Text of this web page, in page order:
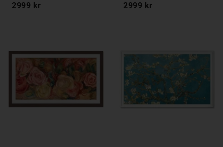
2999 kr 2999 kr